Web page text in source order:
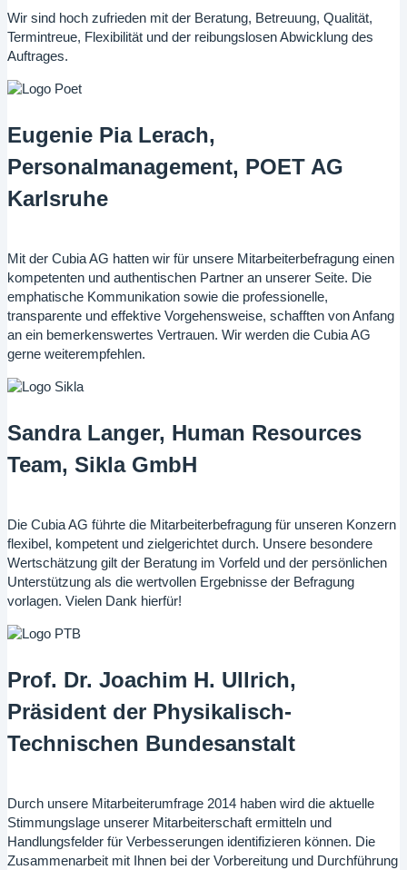
Wir sind hoch zufrieden mit der Beratung, Betreuung, Qualität,
Termintreue, Flexibilität und der reibungslosen Abwicklung des
Auftrages.
Eugenie Pia Lerach,
Personalmanagement, POET AG
Karlsruhe
Mit der Cubia AG hatten wir für unsere Mitarbeiterbefragung einen
kompetenten und authentischen Partner an unserer Seite. Die
emphatische Kommunikation sowie die professionelle,
transparente und effektive Vorgehensweise, schafften von Anfang
an ein bemerkenswertes Vertrauen. Wir werden die Cubia AG
gerne weiterempfehlen.
Sandra Langer, Human Resources
Team, Sikla GmbH
Die Cubia AG führte die Mitarbeiterbefragung für unseren Konzern
flexibel, kompetent und zielgerichtet durch. Unsere besondere
Wertschätzung gilt der Beratung im Vorfeld und der persönlichen
Unterstützung als die wertvollen Ergebnisse der Befragung
vorlagen. Vielen Dank hierfür!
Prof. Dr. Joachim H. Ullrich,
Präsident der Physikalisch-
Technischen Bundesanstalt
Durch unsere Mitarbeiterumfrage 2014 haben wird die aktuelle
Stimmungslage unserer Mitarbeiterschaft ermitteln und
Handlungsfelder für Verbesserungen identifizieren können. Die
Zusammenarbeit mit Ihnen bei der Vorbereitung und Durchführung